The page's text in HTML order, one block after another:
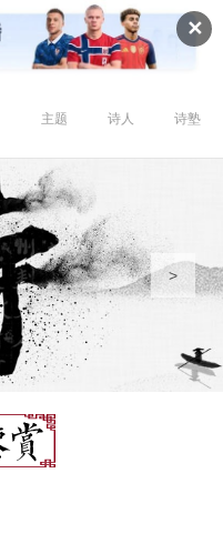
✕
主题 诗人 诗塾
>